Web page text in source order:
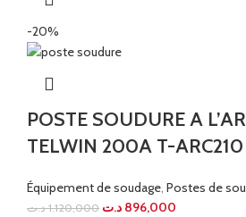
-20%
POSTE SOUDURE A
TELWIN 200A T-ARC210
Équipement de soudage, Postes de
1.120,000 د.ت 896,000 د.ت